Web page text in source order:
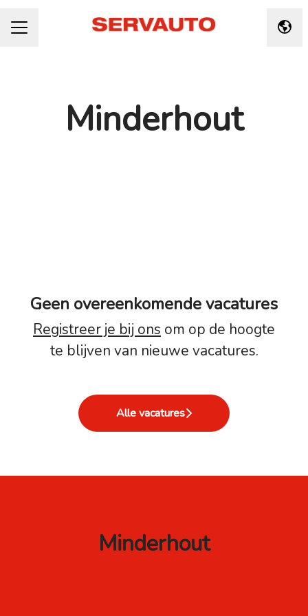
CARRIÈREMENU Taal
Minderhout
Geen overeenkomende vacatures
Registreer je bij ons om op de hoogte
te blijven van nieuwe vacatures.
Alle vacatures
Minderhout